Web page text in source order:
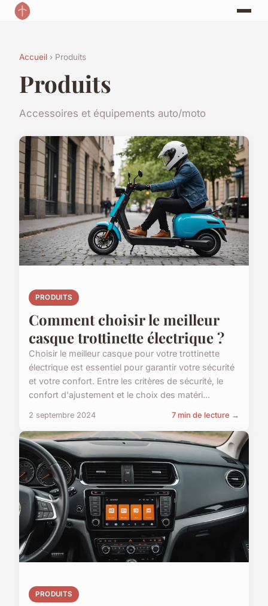
Accueil › Produits
Produits
Accessoires et équipements auto/moto
PRODUITS
Comment choisir le meilleur
casque trottinette électrique ?
Choisir le meilleur casque pour votre trottinette
électrique est essentiel pour garantir votre sécurité
et votre confort. Entre les critères de sécurité, le
confort d'ajustement et le choix des matéri...
2 septembre 2024 7 min de lecture →
PRODUITS